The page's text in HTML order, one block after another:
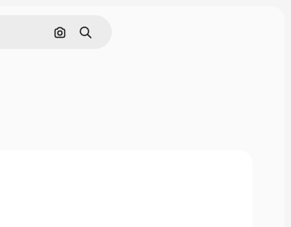
Поиск по изображению
Поиск